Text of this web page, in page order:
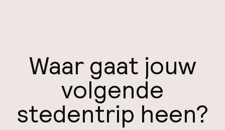
Waar gaat jouw
volgende
stedentrip heen?